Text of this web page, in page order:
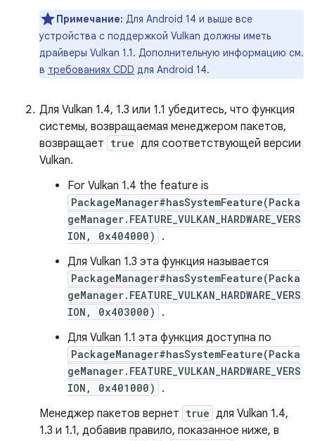
Примечание: Для Android 14 и выше все
устройства с поддержкой Vulkan должны иметь
драйверы Vulkan 1.1. Дополнительную информацию см.
в требованиях CDD для Android 14.
Для Vulkan 1.4, 1.3 или 1.1 убедитесь, что функция
системы, возвращаемая менеджером пакетов,
возвращает true для соответствующей версии
Vulkan.
For Vulkan 1.4 the feature is
PackageManager#hasSystemFeature(Packa
geManager.FEATURE_VULKAN_HARDWARE_VERS
ION, 0x404000)
.
Для Vulkan 1.3 эта функция называется
PackageManager#hasSystemFeature(Packa
geManager.FEATURE_VULKAN_HARDWARE_VERS
ION, 0x403000)
.
Для Vulkan 1.1 эта функция доступна по
PackageManager#hasSystemFeature(Packa
geManager.FEATURE_VULKAN_HARDWARE_VERS
ION, 0x401000)
.
Менеджер пакетов вернет true для Vulkan 1.4,
1.3 и 1.1, добавив правило, показанное ниже, в